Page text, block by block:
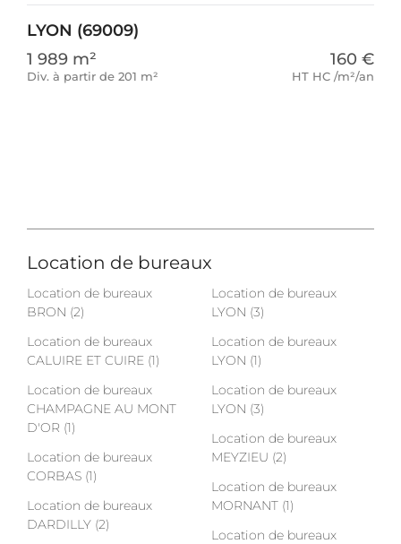
LYON (69009)
1 989 m²
Div. à partir de 201 m²
160 €
HT HC /m²/an
Location de bureaux
Location de bureaux
BRON (2)
Location de bureaux
CALUIRE ET CUIRE (1)
Location de bureaux
CHAMPAGNE AU MONT
D'OR (1)
Location de bureaux
CORBAS (1)
Location de bureaux
DARDILLY (2)
Location de bureaux
LYON (3)
Location de bureaux
LYON (1)
Location de bureaux
LYON (3)
Location de bureaux
MEYZIEU (2)
Location de bureaux
MORNANT (1)
Location de bureaux